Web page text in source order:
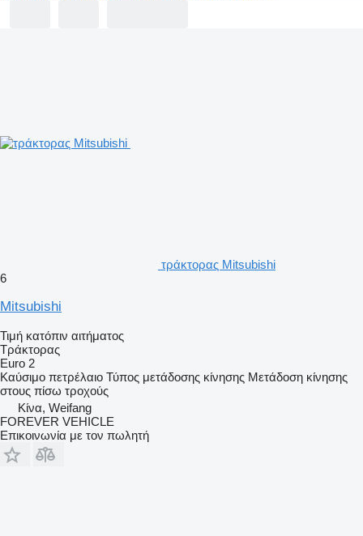
τράκτορας Mitsubishi
6
Mitsubishi
Τιμή κατόπιν αιτήματος
Τράκτορας
Euro 2
Καύσιμο πετρέλαιο Τύπος μετάδοσης κίνησης Μετάδοση κίνησης
στους πίσω τροχούς
Κίνα, Weifang
FOREVER VEHICLE
Επικοινωνία με τον πωλητή